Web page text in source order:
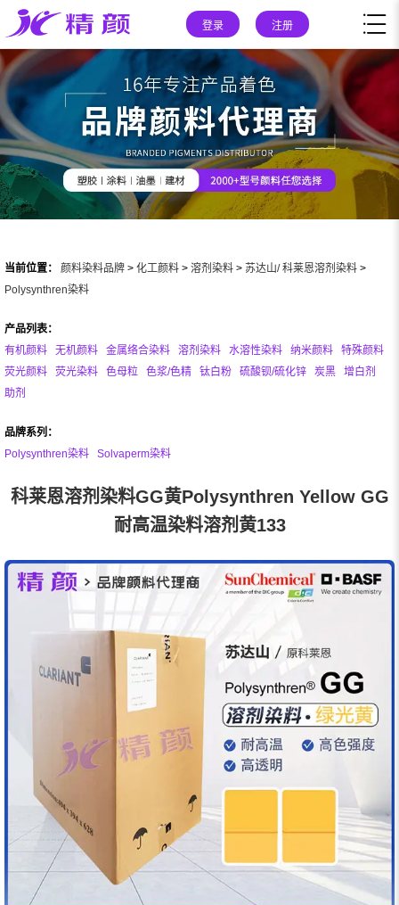
登录 注册
当前位置： 颜料染料品牌 > 化工颜料 > 溶剂染料 > 苏达山/ 科莱恩溶剂染料 >
Polysynthren染料
产品列表：
有机颜料
无机颜料 金属络合染料 溶剂染料 水溶性染料 纳米颜料
特殊颜料
荧光颜料
荧光染料 色母粒 色浆/色精 钛白粉 硫酸钡/硫化锌 炭黑
增白剂
助剂
品牌系列：
Polysynthren染料
Solvaperm染料
科莱恩溶剂染料GG黄Polysynthren Yellow GG
耐高温染料溶剂黄133